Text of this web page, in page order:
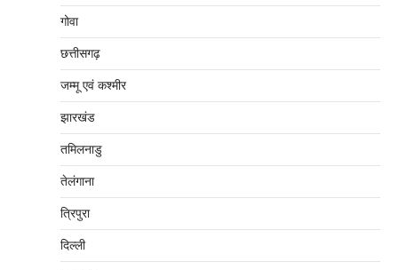
गोवा
छत्तीसगढ़
जम्‍मू एवं कश्‍मीर
झारखंड
तमिलनाडु
तेलंगाना
त्रिपुरा
दिल्‍ली